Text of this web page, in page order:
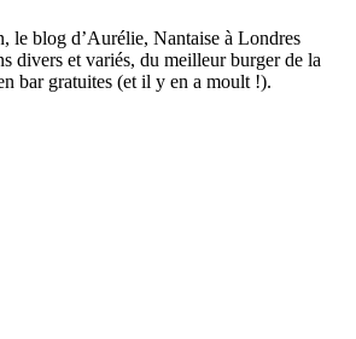
le blog d’Aurélie, Nantaise à Londres
divers et variés, du meilleur burger de la
bar gratuites (et il y en a moult !).